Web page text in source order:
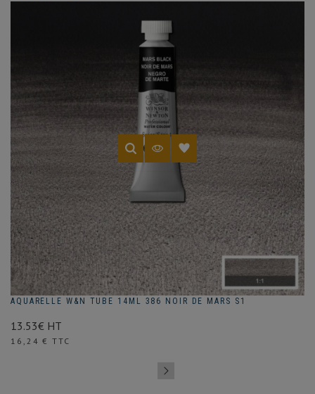
AQUARELLE W&N TUBE 14ML 386 NOIR DE MARS S1
13.53€ HT
Prix
16,24 € TTC